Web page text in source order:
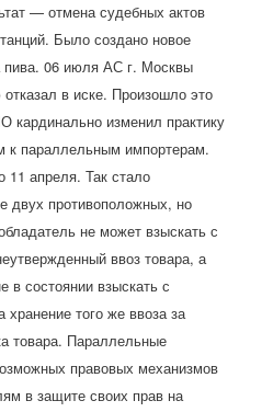
— отмена судебных актов
Было создано новое
пива. 06 июля АС г. Москвы
в иске. Произошло это
изменил практику
к параллельным импортерам.
11 апреля. Так стало
двух противоположных, но
не может взыскать с
ввоз товара, а
в состоянии взыскать с
того же ввоза за
товара. Параллельные
правовых механизмов
в защите своих прав на